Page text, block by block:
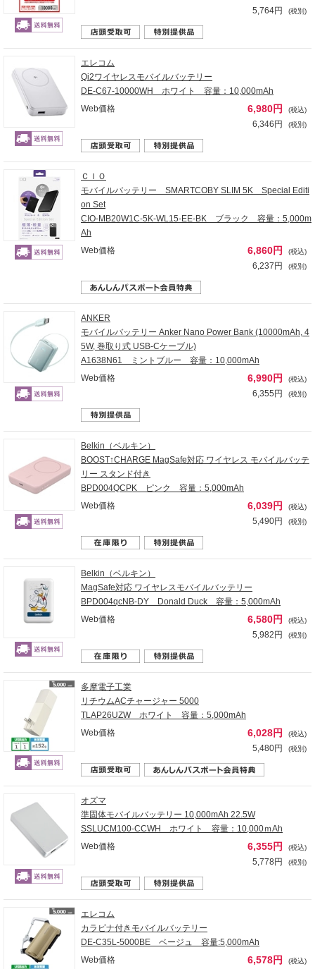
5,764円 (税別)
エレコム
Qi2ワイヤレスモバイルバッテリー
DE-C67-10000WH ホワイト 容量：10,000mAh
Web価格
6,980円 (税込)
6,346円 (税別)
ＣＩＯ
モバイルバッテリー SMARTCOBY SLIM 5K Special Editi
on Set
CIO-MB20W1C-5K-WL15-EE-BK ブラック 容量：5,000m
Ah
Web価格
6,860円 (税込)
6,237円 (税別)
ANKER
モバイルバッテリー Anker Nano Power Bank (10000mAh, 4
5W, 巻取り式 USB-Cケーブル)
A1638N61 ミントブルー 容量：10,000mAh
Web価格
6,990円 (税込)
6,355円 (税別)
Belkin（ベルキン）
BOOST↑CHARGE MagSafe対応 ワイヤレス モバイルバッテ
リー スタンド付き
BPD004QCPK ピンク 容量：5,000mAh
Web価格
6,039円 (税込)
5,490円 (税別)
Belkin（ベルキン）
MagSafe対応 ワイヤレスモバイルバッテリー
BPD004qcNB-DY Donald Duck 容量：5,000mAh
Web価格
6,580円 (税込)
5,982円 (税別)
多摩電子工業
リチウムACチャージャー 5000
TLAP26UZW ホワイト 容量：5,000mAh
Web価格
6,028円 (税込)
5,480円 (税別)
オズマ
準固体モバイルバッテリー 10,000mAh 22.5W
SSLUCM100-CCWH ホワイト 容量：10,000ｍAh
Web価格
6,355円 (税込)
5,778円 (税別)
エレコム
カラビナ付きモバイルバッテリー
DE-C35L-5000BE ベージュ 容量:5,000mAh
Web価格
6,578円 (税込)